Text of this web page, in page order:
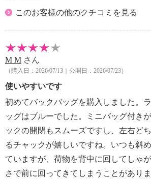
このお客様の他のクチコミを見る
M M さん
（購入日：2026/07/13｜公開日：2026/07/23）
使いやすいです
初めてバックバッグを購入しました。
ッグはブルーでした。ミニバッグ付き
ックの開閉もスムーズですし、左右ど
るチャックが嬉しいですね。いつも斜
ていますが、荷物を背中に回してしゃ
さで前に回ってきてしまうことがあり